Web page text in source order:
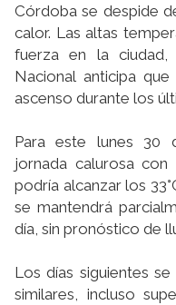
Córdoba se despide
calor. Las altas
fuerza en la
Nacional anticipa
ascenso durante los
Para este lunes 30
jornada calurosa
podrí­a alcanzar los
se mantendrá
dí­a, sin pronóstico de
Los dí­as siguientes
similares, incluso